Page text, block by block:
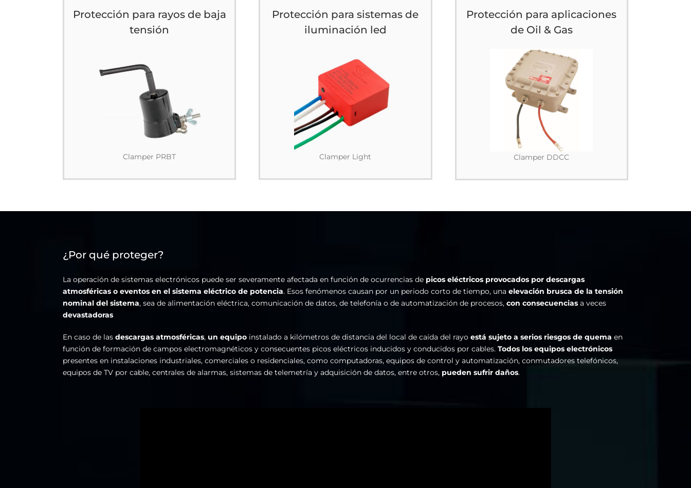
Protección para rayos de baja
tensión
Clamper PRBT
Protección para sistemas de
iluminación led
Clamper Light
Protección para aplicaciones
de Oil & Gas
Clamper DDCC
¿Por qué proteger?
La operación de sistemas electrónicos puede ser severamente afectada en función de ocurrencias de picos eléctricos provocados por descargas
atmosféricas o eventos en el sistema eléctrico de potencia. Esos fenómenos causan por un periodo corto de tiempo, una elevación brusca de la tensión
nominal del sistema, sea de alimentación eléctrica, comunicación de datos, de telefonía o de automatización de procesos, con consecuencias a veces
devastadoras
En caso de las descargas atmosféricas, un equipo instalado a kilómetros de distancia del local de caída del rayo está sujeto a serios riesgos de quema en
función de formación de campos electromagnéticos y consecuentes picos eléctricos inducidos y conducidos por cables. Todos los equipos electrónicos
presentes en instalaciones industriales, comerciales o residenciales, como computadoras, equipos de control y automatización, conmutadores telefónicos,
equipos de TV por cable, centrales de alarmas, sistemas de telemetría y adquisición de datos, entre otros, pueden sufrir daños.